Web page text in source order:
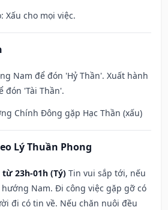
Xấu cho mọi việc.
Nam để đón 'Hỷ Thần'. Xuất hành
đón 'Tài Thần'.
Chính Đông gặp Hạc Thần (xấu)
Lý Thuần Phong
23h-01h (Tý) Tin vui sắp tới, nếu
Nam. Đi công việc gặp gỡ có
đi có tin về. Nếu chăn nuôi đều